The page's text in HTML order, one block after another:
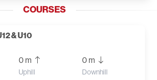
COURSES
& U10
0 m
Uphill
0 m
Downhill